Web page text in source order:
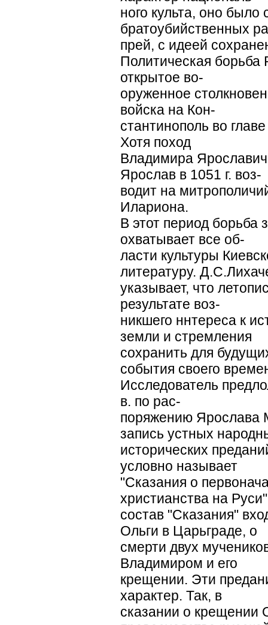
ного культа, оно
братоубийственных
прей, с идеей
Политическая борьба
открытое во-
оруженное
войска на Кон-
стантинополь во
Хотя поход
Владимира
Ярослав в 1051 г. воз-
водит на
Илариона.
В этот период борьба
охватывает все об-
ласти культуры
литературу.
указывает, что
результате воз-
никшего ннтереса к
земли и стремления
сохранить для
события своего
Исследователь
в. по рас-
поряжению Ярослава
запись устных
исторических
условно называет
"Сказания о
христианства на
состав "Сказания"
Ольги в Царьграде, о
смерти двух
Владимиром и его
крещении. Эти
характер. Так, в
сказании о крещении